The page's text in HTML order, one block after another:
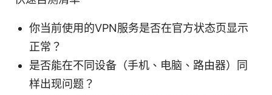
你当前使用的VPN服务是否在官方状态页显示
正常？
是否能在不同设备（手机、电脑、路由器）同
样出现问题？